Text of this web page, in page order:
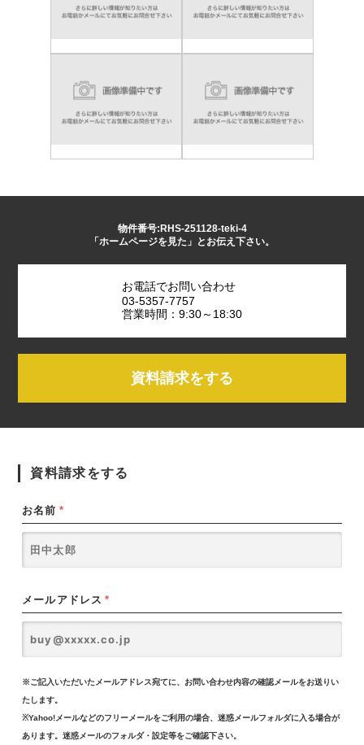
物件番号:RHS-251128-teki-4
「ホームページを見た」とお伝え下さい。
お電話でお問い合わせ
03-5357-7757
営業時間：9:30～18:30
資料請求をする
資料請求をする
お名前 *
メールアドレス *
※ご記入いただいたメールアドレス宛てに、お問い合わせ内容の確認メールをお送りい
たします。
※Yahoo!メールなどのフリーメールをご利用の場合、迷惑メールフォルダに入る場合が
あります。迷惑メールのフォルダ・設定等をご確認下さい。